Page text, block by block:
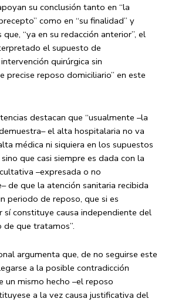
su conclusión tanto en “la
como en “su finalidad” y
“ya en su redacción anterior”, el
el supuesto de
quirúrgica sin
precise reposo domiciliario” en este
destacan que “usualmente –la
el alta hospitalaria no va
médica ni siquiera en los supuestos
sino que casi siempre es dada con la
–expresada o no
de que la atención sanitaria recibida
periodo de reposo, que si es
sí constituye causa independiente del
que tratamos”.
argumenta que, de no seguirse este
a la posible contradicción
un mismo hecho –el reposo
a la vez causa justificativa del